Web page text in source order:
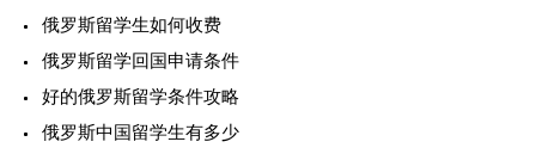
俄罗斯留学生如何收费
俄罗斯留学回国申请条件
好的俄罗斯留学条件攻略
俄罗斯中国留学生有多少